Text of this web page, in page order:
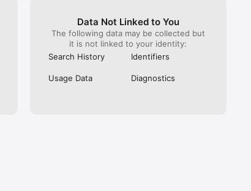
Data Not Linked to You
The following data may be collected but
it is not linked to your identity:
Search History
Identifiers
Usage Data Diagnostics